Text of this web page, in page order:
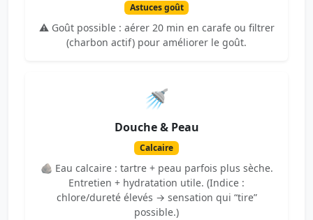
Astuces goût
⚠️ Goût possible : aérer 20 min en carafe ou filtrer
(charbon actif) pour améliorer le goût.
🚿
Douche & Peau
Calcaire
🪨 Eau calcaire : tartre + peau parfois plus sèche.
Entretien + hydratation utile. (Indice :
chlore/dureté élevés → sensation qui “tire”
possible.)